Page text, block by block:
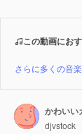
この動画にお
さらに多くの音楽
かわいい
djvstock